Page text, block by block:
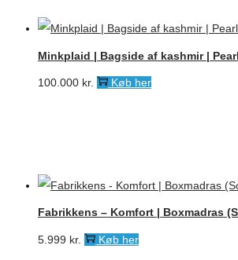
Minkplaid | Bagside af kashmir |
100.000 kr. Køb her
Fabrikkens – Komfort | Boxmadras
5.999 kr. Køb her